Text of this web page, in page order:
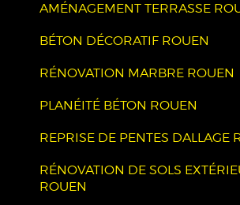
AMÉNAGEMENT TERRASSE
BÉTON DÉCORATIF ROUEN
RÉNOVATION MARBRE ROUEN
PLANÉITÉ BÉTON ROUEN
REPRISE DE PENTES DALLAGE
RÉNOVATION DE SOLS
ROUEN